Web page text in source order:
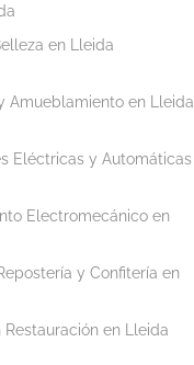
en Lleida
Amueblamiento en Lleida
Eléctricas y Automáticas
Electromecánico en
y Confitería en
Restauración en Lleida